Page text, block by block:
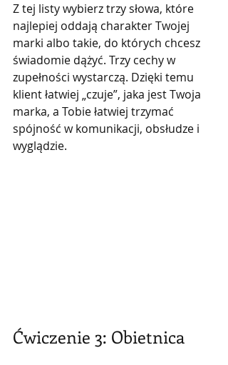
Z tej listy wybierz trzy słowa, które
najlepiej oddają charakter Twojej
marki albo takie, do których chcesz
świadomie dążyć. Trzy cechy w
zupełności wystarczą. Dzięki temu
klient łatwiej „czuje”, jaka jest Twoja
marka, a Tobie łatwiej trzymać
spójność w komunikacji, obsłudze i
wyglądzie.
Ćwiczenie 3: Obietnica